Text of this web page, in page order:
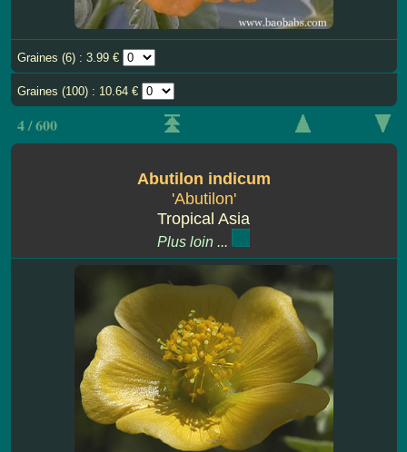
Graines (6) : 3.99 €
Graines (100) : 10.64 €
4 / 600
Abutilon indicum
'Abutilon'
Tropical Asia
Plus loin ...